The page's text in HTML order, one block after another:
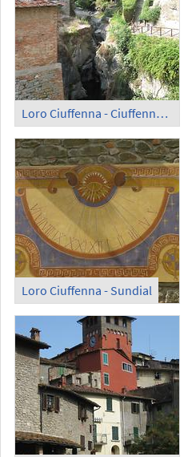
Loro Ciuffenna - Ciuffenna River
Loro Ciuffenna - Sundial